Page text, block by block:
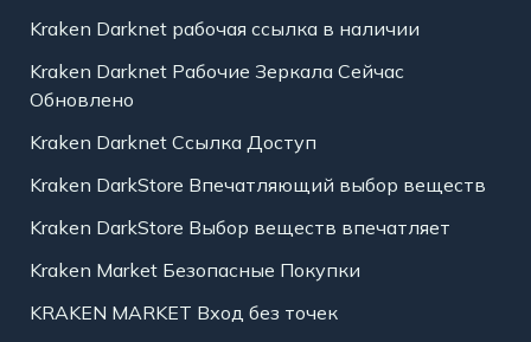
Kraken Darknet рабочая ссылка в наличии
Kraken Darknet Рабочие Зеркала Сейчас
Обновлено
Kraken Darknet Ссылка Доступ
Kraken DarkStore Впечатляющий выбор веществ
Kraken DarkStore Выбор веществ впечатляет
Kraken Market Безопасные Покупки
KRAKEN MARKET Вход без точек